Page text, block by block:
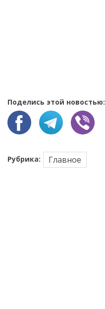
Поделись этой новостью:
Рубрика: Главное